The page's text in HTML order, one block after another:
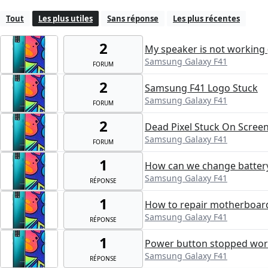
Tout Les plus utiles Sans réponse Les plus récentes
2
FORUM
My speaker is not working
Samsung Galaxy F41
2
FORUM
Samsung F41 Logo Stuck
Samsung Galaxy F41
2
FORUM
Dead Pixel Stuck On Screen
Samsung Galaxy F41
1
RÉPONSE
How can we change
Samsung Galaxy F41
1
RÉPONSE
How to repair
Samsung Galaxy F41
1
RÉPONSE
Power button stopped
Samsung Galaxy F41